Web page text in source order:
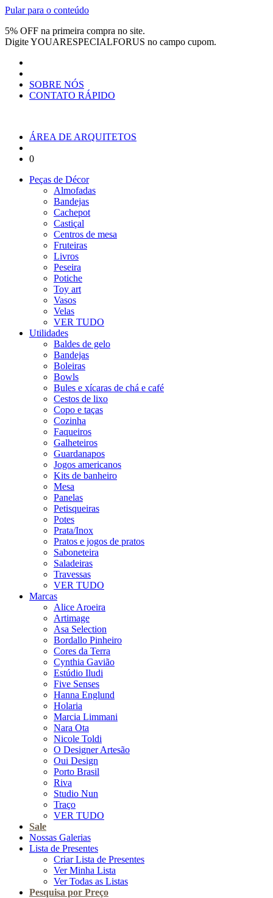
Pular para o conteúdo
5% OFF na primeira compra no site.
DigiteYOUARESPECIALFORUS no campo cupom.
SOBRE NÓS
CONTATO RÁPIDO
ÁREA DE ARQUITETOS
0
Peças de Décor
Almofadas
Bandejas
Cachepot
Castiçal
Centros de mesa
Fruteiras
Livros
Peseira
Potiche
Toy art
Vasos
Velas
VER TUDO
Utilidades
Baldes de gelo
Bandejas
Boleiras
Bowls
Bules e xícaras de chá e café
Cestos de lixo
Copo e taças
Cozinha
Faqueiros
Galheteiros
Guardanapos
Jogos americanos
Kits de banheiro
Mesa
Panelas
Petisqueiras
Potes
Prata/Inox
Pratos e jogos de pratos
Saboneteira
Saladeiras
Travessas
VER TUDO
Marcas
Alice Aroeira
Artimage
Asa Selection
Bordallo Pinheiro
Cores da Terra
Cynthia Gavião
Estúdio Iludi
Five Senses
Hanna Englund
Holaria
Marcia Limmani
Nara Ota
Nicole Toldi
O Designer Artesão
Oui Design
Porto Brasil
Riva
Studio Nun
Traço
VER TUDO
Sale
Nossas Galerias
Lista de Presentes
Criar Lista de Presentes
Ver Minha Lista
Ver Todas as Listas
Pesquisa por Preço